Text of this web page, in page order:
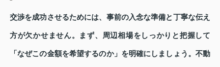
交渉を成功させるためには、事前の入念な準備と丁寧な伝え
方が欠かせません。まず、周辺相場をしっかりと把握して
「なぜこの金額を希望するのか」を明確にしましょう。不動